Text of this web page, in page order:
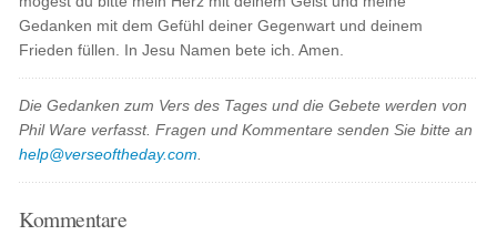
Gedanken mit dem Gefühl deiner Gegenwart und deinem
Frieden füllen. In Jesu Namen bete ich. Amen.
Die Gedanken zum Vers des Tages und die Gebete werden von
Phil Ware verfasst. Fragen und Kommentare senden Sie bitte an
help@verseoftheday.com
Kommentare